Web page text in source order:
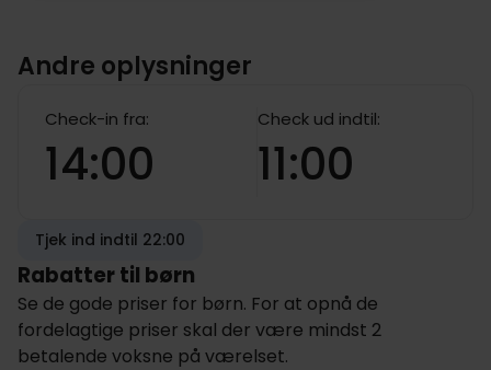
Andre oplysninger
Check-in fra:
14:00
Check ud indtil:
11:00
Tjek ind indtil 22:00
Rabatter til børn
Se de gode priser for børn. For at opnå de
fordelagtige priser skal der være mindst 2
betalende voksne på værelset.